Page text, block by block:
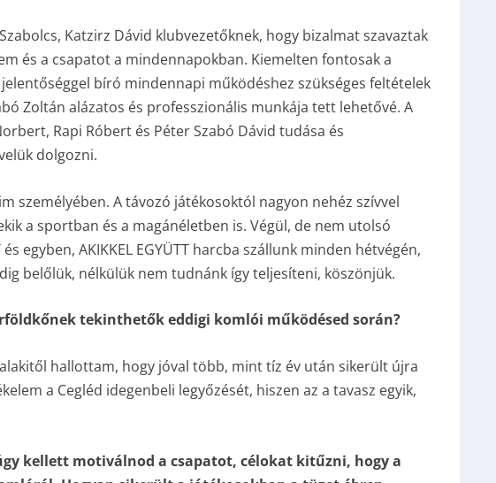
Katzirz Dávid klubvezetőknek, hogy bizalmat szavaztak
és a csapatot a mindennapokban. Kiemelten fontosak a
bíró mindennapi működéshez szükséges feltételek
Zoltán alázatos és professzionális munkája tett lehetővé. A
Rapi Róbert és Péter Szabó Dávid tudása és
dolgozni.
személyében. A távozó játékosoktól nagyon nehéz szívvel
a sportban és a magánéletben is. Végül, de nem utolsó
egyben, AKIKKEL EGYÜTT harcba szállunk minden hétvégén,
belőlük, nélkülük nem tudnánk így teljesíteni, köszönjük.
tekinthetők eddigi komlói működésed során?
hallottam, hogy jóval több, mint tíz év után sikerült újra
a Cegléd idegenbeli legyőzését, hiszen az a tavasz egyik,
kellett motiválnod a csapatot, célokat kitűzni, hogy a